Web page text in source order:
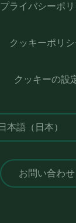
プライバシーポ
クッキーポリ
クッキーの設
お問い合わせ